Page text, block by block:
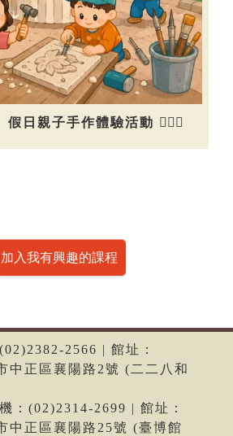
假日親子手作體驗活動 👷🏻‍♀️
加入我有興趣的課程
2566 | 館址：
中正區襄陽路2號 (二二八和
：(02)2314-2699 | 館址：
中正區襄陽路25號 (臺博館